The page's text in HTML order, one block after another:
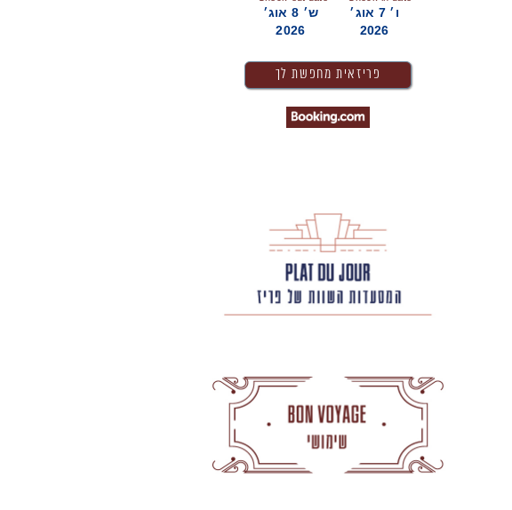
ו׳ 7 אוג׳
2026
ש׳ 8 אוג׳
2026